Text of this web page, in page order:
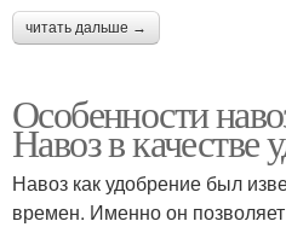
читать дальше →
Особенности
Навоз в качестве
Навоз как удобрение был
времен. Именно он позволяет